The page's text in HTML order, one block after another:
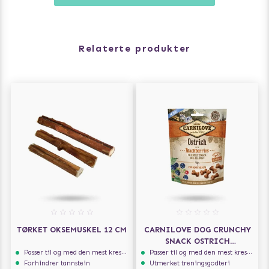
Relaterte produkter
TØRKET OKSEMUSKEL 12 CM
Passer til og med den mest kresne hunden
Forhindrer tannstein
CARNILOVE DOG CRUNCHY
SNACK OSTRICH
BLACKBERRIES 200G
Passer til og med den mest kresne hunden
Utmerket treningsgodteri